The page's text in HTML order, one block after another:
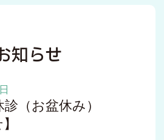
知らせ
診（お盆休み）